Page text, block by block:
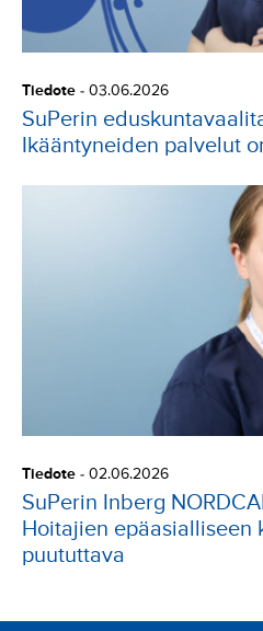
Tiedote - 03.06.2026
SuPerin
Ikääntyneiden palvelut
Tiedote - 02.06.2026
SuPerin Inberg
Hoitajien epäasialliseen
puututtava